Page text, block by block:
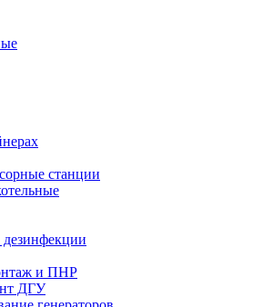
станции
и ПНР
ДГУ